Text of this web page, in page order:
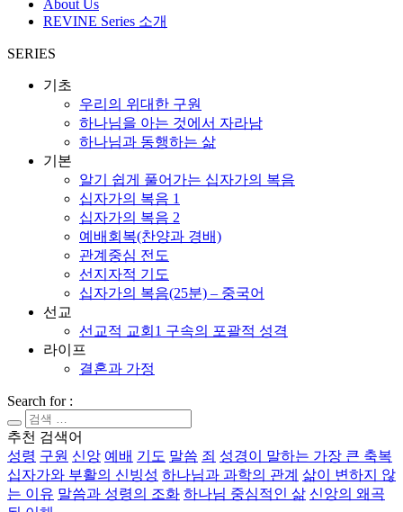
About Us
REVINE Series 소개
SERIES
기초
우리의 위대한 구원
하나님을 아는 것에서 자라남
하나님과 동행하는 삶
기본
알기 쉽게 풀어가는 십자가의 복음
십자가의 복음 1
십자가의 복음 2
예배회복(찬양과 경배)
관계중심 전도
선지자적 기도
십자가의 복음(25분) – 중국어
선교
선교적 교회1 구속의 포괄적 성격
라이프
결혼과 가정
Search for :
추천 검색어
성령 구원 신앙 예배 기도 말씀 죄 성경이 말하는 가장 큰 축복
십자가와 부활의 신빙성 하나님과 과학의 관계 삶이 변하지 않
는 이유 말씀과 성령의 조화 하나님 중심적인 삶 신앙의 왜곡